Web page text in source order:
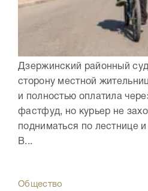
Дзержинский районный
сторону местной
и полностью оплатила
фастфуд, но курьер не
подниматься по лестнице
В...
Общество